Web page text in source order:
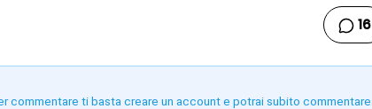
16
commentare ti basta creare un account e potrai subito commentare.